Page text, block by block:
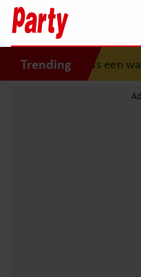
Trending‘Ik was een